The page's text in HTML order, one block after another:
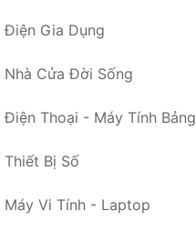
Điện Gia Dụng
Nhà Cửa Đời Sống
Điện Thoại - Máy Tính Bảng
Thiết Bị Số
Máy Vi Tính - Laptop